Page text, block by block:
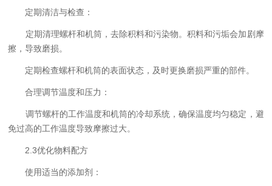
定期清洁与检查：
定期清理螺杆和机筒，去除积料和污染物。积料和污垢会加剧摩
擦，导致磨损。
定期检查螺杆和机筒的表面状态，及时更换磨损严重的部件。
合理调节温度和压力：
调节螺杆的工作温度和机筒的冷却系统，确保温度均匀稳定，避
免过高的工作温度导致摩擦过大。
2.3优化物料配方
使用适当的添加剂：